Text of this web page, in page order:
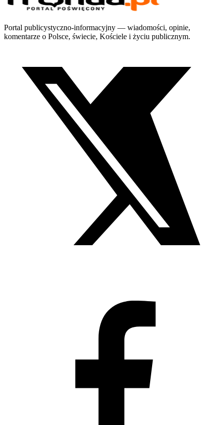
Portal publicystyczno-informacyjny — wiadomości, opinie,
komentarze o Polsce, świecie, Kościele i życiu publicznym.